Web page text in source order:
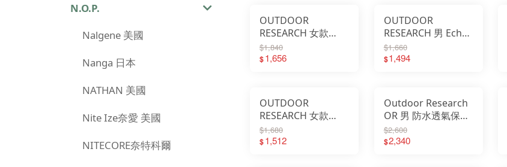
OUTDOOR
RESEARCH 女款
Echo 抗菌透氣短袖
排汗衣 機能上衣 運
$1,840
$1,656
OUTDOOR
RESEARCH 男 Echo
抗菌透氣短袖排汗衣
短排 運動上衣
$1,660
$1,494
OUTDOOR
RESEARCH 女款
SOLAR ROLLER 防曬
透氣中盤遮陽帽
$1,680
$1,512
Outdoor Research
OR 男 防水透氣保暖
觸控手套 可觸控
Sureshot Pro
$2,600
$2,340
N.O.P.
Nalgene 美國
Nanga 日本
NATHAN 美國
Nite Ize奈愛 美國
NITECORE奈特科爾